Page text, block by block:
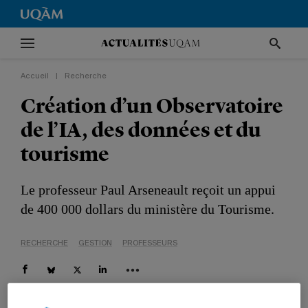
Accueil Recherche
Création d’un Observatoire
de l’IA, des données et du
tourisme
Le professeur Paul Arseneault reçoit un appui
de 400 000 dollars du ministère du Tourisme.
RECHERCHE GESTION PROFESSEURS